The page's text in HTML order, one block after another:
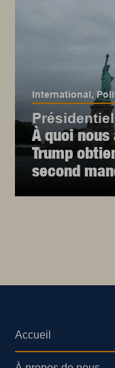
International,
À quoi
Trump
second
Accueil